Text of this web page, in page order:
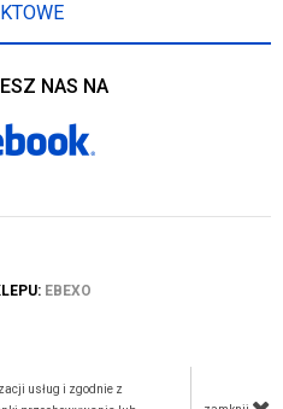
NAS NA
EBEXO
usług i zgodnie z